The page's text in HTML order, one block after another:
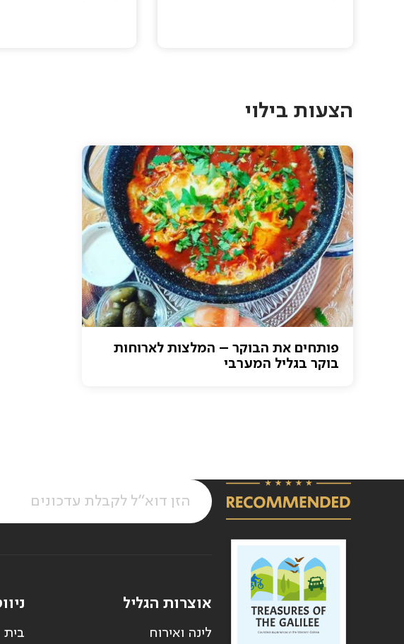
הצעות בילוי
פותחים את הבוקר – המלצות לארוחות
בוקר בגליל המערבי
אוצרות הגליל
לינה ואירוח בית